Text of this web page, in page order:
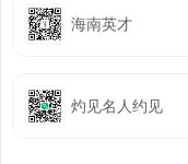
海南英才
灼见名人约见